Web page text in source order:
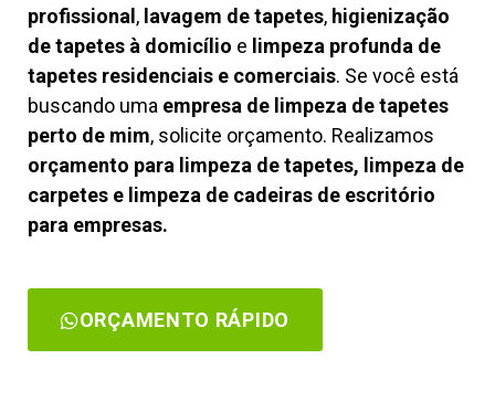
profissional , lavagem de tapetes, higienização
de tapetes à domicílio e limpeza profunda de
tapetes residenciais e comerciais. Se você está
buscando uma empresa de limpeza de tapetes
perto de mim, solicite orçamento. Realizamos
orçamento para limpeza de tapetes, limpeza de
carpetes e limpeza de cadeiras de escritório
para empresas.
ORÇAMENTO RÁPIDO